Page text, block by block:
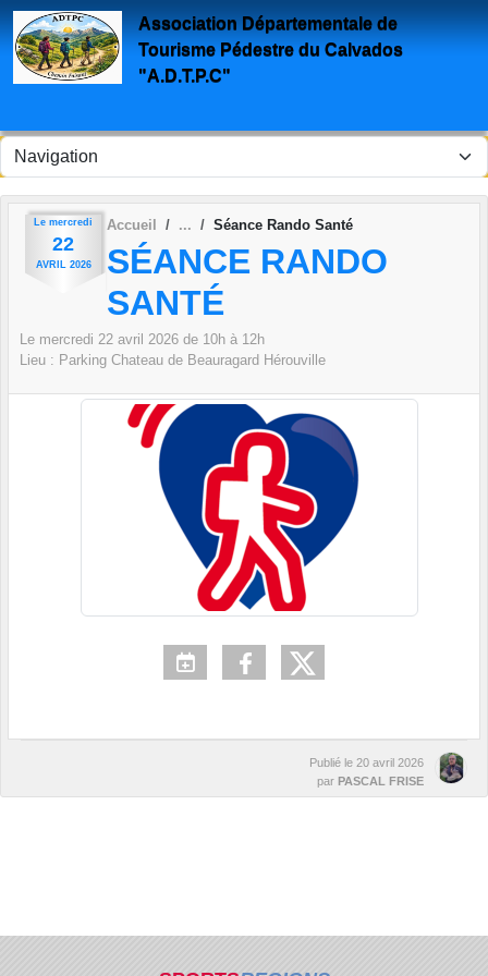
Association Départementale de
Tourisme Pédestre du Calvados
"A.D.T.P.C"
Le mercredi
22
AVRIL 2026
Accueil Séance Rando Santé
SÉANCE RANDO
SANTÉ
Le mercredi 22 avril 2026 de 10h à 12h
Lieu : Parking Chateau de Beauragard Hérouville
Publié le 20 avril 2026
par PASCAL FRISE
Panneau de gestion des cookies